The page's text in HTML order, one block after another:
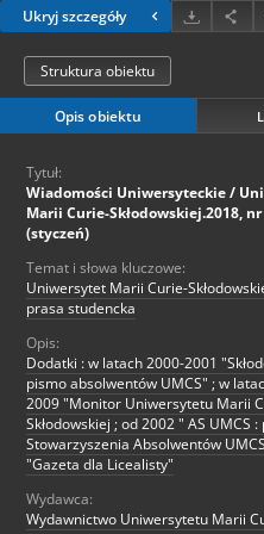
Ukryj szczegóły
Struktura obiektu
Opis obiektu
Tytuł:
Wiadomości Uniwersyteckie /
Marii Curie-Skłodowskiej.2018, nr
(styczeń)
Temat i słowa kluczowe:
Uniwersytet Marii Curie-
prasa studencka
Opis:
Dodatki : w latach 2000-2001
pismo absolwentów UMCS" ; w
2009 "Monitor Uniwersytetu Marii
Skłodowskiej ; od 2002 " AS UMCS
Stowarzyszenia Absolwentów
"Gazeta dla Licealisty"
Wydawca:
Wydawnictwo Uniwersytetu Marii